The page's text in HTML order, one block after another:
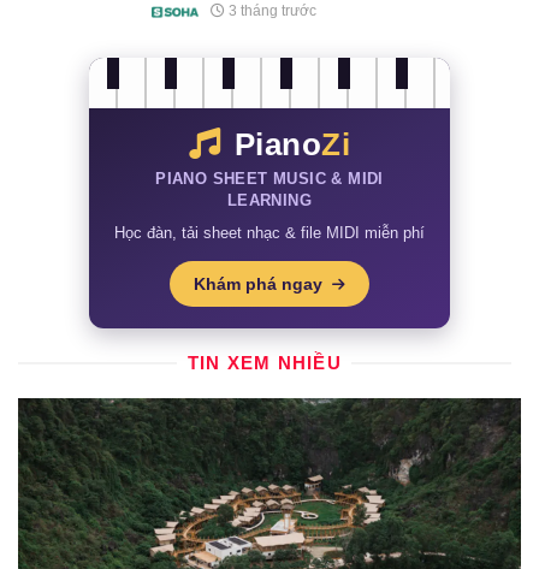
3 tháng trước
PianoZi
PIANO SHEET MUSIC & MIDI
LEARNING
Học đàn, tải sheet nhạc & file MIDI miễn phí
Khám phá ngay
TIN XEM NHIỀU